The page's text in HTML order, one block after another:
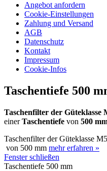
Angebot anfordern
Cookie-Einstellungen
Zahlung und Versand
AGB
Datenschutz
Kontakt
Impressum
Cookie-Infos
Taschentiefe 500
Taschenfilter der Güteklasse
einerTaschentiefe von 500
Taschenfilter der Güteklasse
von 500 mm mehr erfahren »
Fenster schließen
Taschentiefe 500 mm